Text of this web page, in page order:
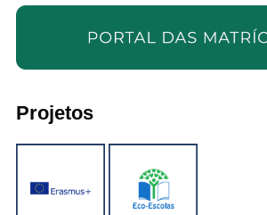
Projetos